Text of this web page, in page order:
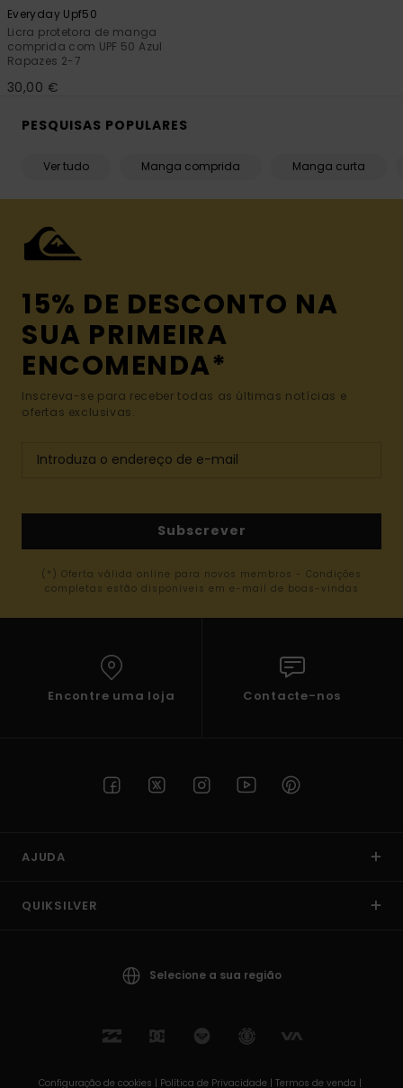
Everyday Upf50
Licra protetora de manga
comprida com UPF 50 Azul
Rapazes 2-7
30,00 €
PESQUISAS POPULARES
Ver tudo Manga comprida Manga curta
15% DE DESCONTO NA
SUA PRIMEIRA
ENCOMENDA*
Inscreva-se para receber todas as últimas notícias e
ofertas exclusivas.
Subscrever
(*) Oferta válida online para novos membros - Condições
completas estão disponíveis em e-mail de boas-vindas
Encontre uma loja Contacte-nos
AJUDA
QUIKSILVER
Selecione a sua região
Configuração de cookies | Política de Privacidade | Termos de venda |